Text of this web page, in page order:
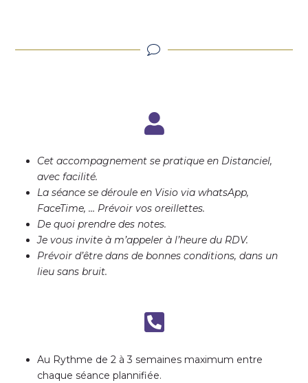
Cet accompagnement se pratique en Distanciel,
avec facilité.
La séance se déroule en Visio via whatsApp,
FaceTime, … Prévoir vos oreillettes.
De quoi prendre des notes.
Je vous invite à m’appeler à l’heure du RDV.
Prévoir d’être dans de bonnes conditions, dans un
lieu sans bruit.
Au Rythme de 2 à 3 semaines maximum entre
chaque séance plannifiée.